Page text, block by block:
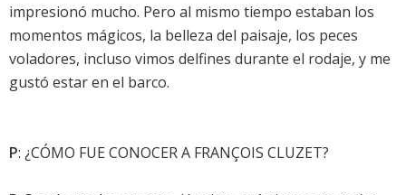
impresionó mucho. Pero al mismo tiempo estaban los
momentos mágicos, la belleza del paisaje, los peces
voladores, incluso vimos delfines durante el rodaje, y me
gustó estar en el barco.
P: ¿CÓMO FUE CONOCER A FRANÇOIS CLUZET?